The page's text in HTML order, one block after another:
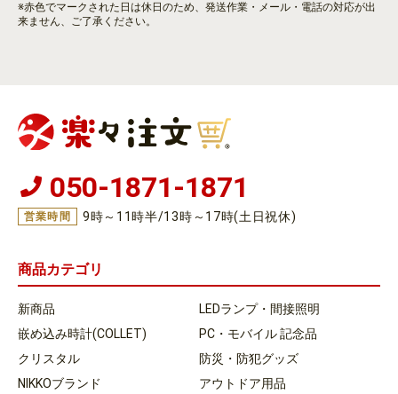
※赤色でマークされた日は休日のため、発送作業・メール・電話の対応が出
来ません、ご了承ください。
050-1871-1871
営業時間 9時～11時半/13時～17時(土日祝休)
商品カテゴリ
新商品
嵌め込み時計(COLLET)
クリスタル
NIKKOブランド
LEDランプ・間接照明
PC・モバイル 記念品
防災・防犯グッズ
アウトドア用品